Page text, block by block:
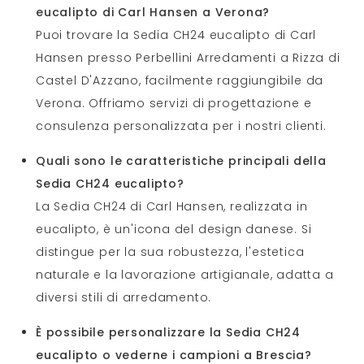
eucalipto di Carl Hansen a Verona?
Puoi trovare la Sedia CH24 eucalipto di Carl
Hansen presso Perbellini Arredamenti a Rizza di
Castel D'Azzano, facilmente raggiungibile da
Verona. Offriamo servizi di progettazione e
consulenza personalizzata per i nostri clienti.
Quali sono le caratteristiche principali della
Sedia CH24 eucalipto?
La Sedia CH24 di Carl Hansen, realizzata in
eucalipto, è un'icona del design danese. Si
distingue per la sua robustezza, l'estetica
naturale e la lavorazione artigianale, adatta a
diversi stili di arredamento.
È possibile personalizzare la Sedia CH24
eucalipto o vederne i campioni a Brescia?